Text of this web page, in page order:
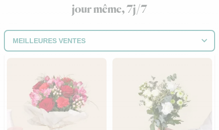
jour même, 7j/7